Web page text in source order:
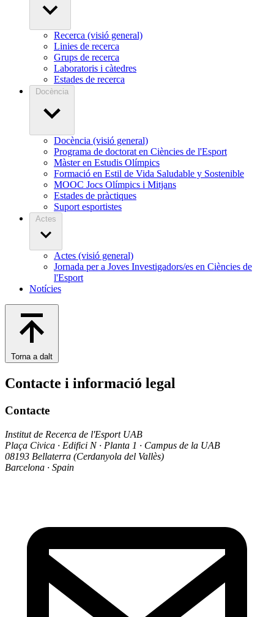
Recerca (visió general)
Linies de recerca
Grups de recerca
Laboratoris i càtedres
Estades de recerca
Docència
Docència (visió general)
Programa de doctorat en Ciències de l'Esport
Màster en Estudis Olímpics
Formació en Estil de Vida Saludable y Sostenible
MOOC Jocs Olímpics i Mitjans
Estades de pràctiques
Suport esportistes
Actes
Actes (visió general)
Jornada per a Joves Investigadors/es en Ciències de
l'Esport
Notícies
Torna a dalt
Contacte i informació legal
Contacte
Institut de Recerca de l'Esport UAB
Plaça Civica · Edifici N · Planta 1 · Campus de la UAB
08193 Bellaterra (Cerdanyola del Vallès)
Barcelona · Spain